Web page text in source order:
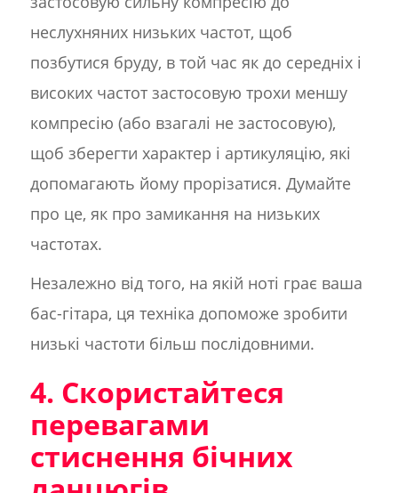
неслухняних низьких частот, щоб
позбутися бруду, в той час як до середніх і
високих частот застосовую трохи меншу
компресію (або взагалі не застосовую),
щоб зберегти характер і артикуляцію, які
допомагають йому прорізатися. Думайте
про це, як про замикання на низьких
частотах.
Незалежно від того, на якій ноті грає ваша
бас-гітара, ця техніка допоможе зробити
низькі частоти більш послідовними.
4. Скористайтеся
перевагами
стиснення бічних